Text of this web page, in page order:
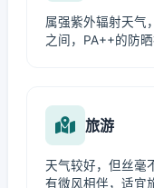
属强紫外辐射天气
之间，PA++的防晒
旅游
天气较好，但丝毫
有微风相伴，适宜